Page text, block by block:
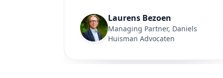
Laurens Bezoen
Managing Partner, Daniels
Huisman Advocaten